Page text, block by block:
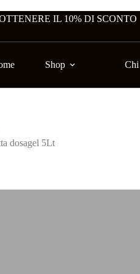
IL 10% DI SCONTO
Shop Chi
dosagel 5Lt